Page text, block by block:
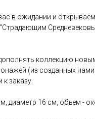
в ожидании и открываем
коллекцию
(из созданных
заказу.
диаметр 16 см, объем -